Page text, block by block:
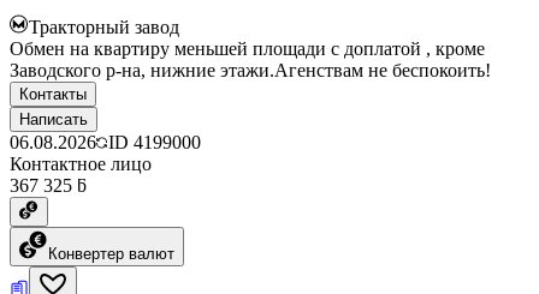
Тракторный завод
Обмен на квартиру меньшей площади с доплатой , кроме
Заводского р-на, нижние этажи.Агенствам не беспокоить!
Контакты
Написать
06.08.2026 ID 4199000
Контактное лицо
367 325 ƃ
Конвертер валют